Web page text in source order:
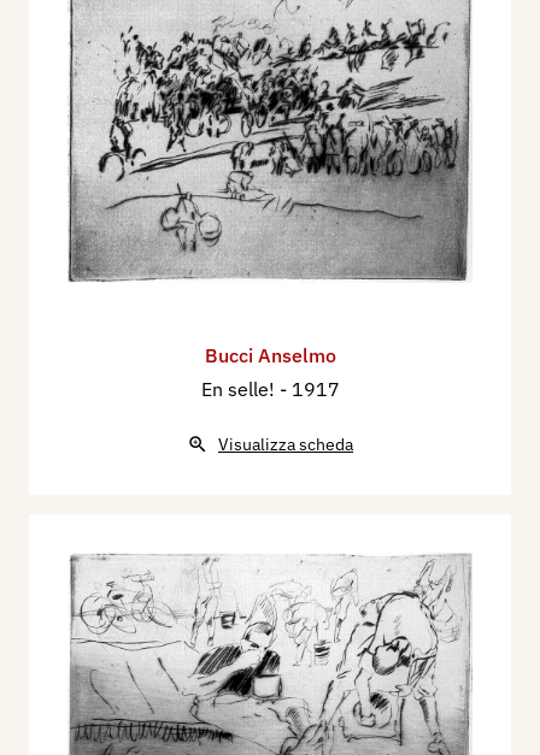
Bucci Anselmo
En selle! - 1917
Visualizza scheda